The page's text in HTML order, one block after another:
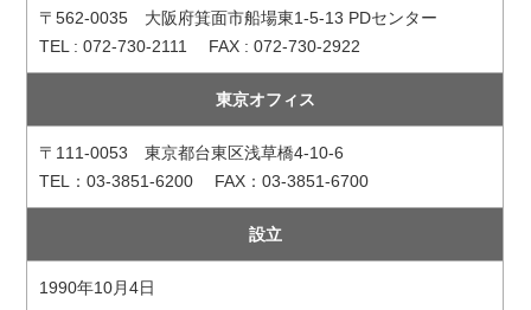
〒562-0035 大阪府箕面市船場東1-5-13 PDセンター
TEL : 072-730-2111 FAX : 072-730-2922
東京オフィス
〒111-0053 東京都台東区浅草橋4-10-6
TEL：03-3851-6200 FAX：03-3851-6700
設立
1990年10月4日